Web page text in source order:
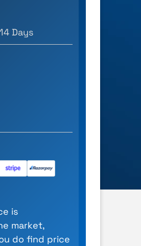
Days
is
market,
do find price